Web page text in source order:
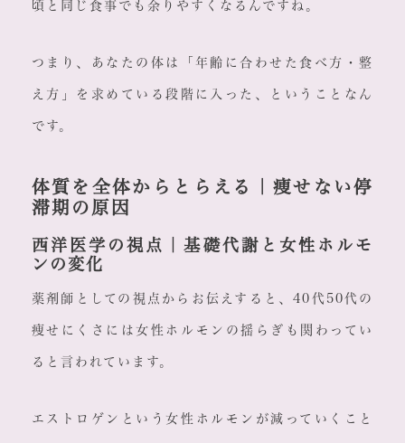
頃と同じ食事でも余りやすくなるんですね。
つまり、あなたの体は「年齢に合わせた食べ方・整
え方」を求めている段階に入った、ということなん
です。
体質を全体からとらえる｜痩せない停
滞期の原因
西洋医学の視点｜基礎代謝と女性ホルモ
ンの変化
薬剤師としての視点からお伝えすると、40代50代の
痩せにくさには女性ホルモンの揺らぎも関わってい
ると言われています。
エストロゲンという女性ホルモンが減っていくこと